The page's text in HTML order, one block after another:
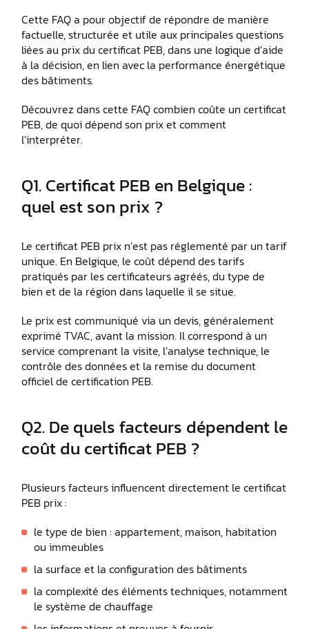
Cette FAQ a pour objectif de répondre de manière
factuelle, structurée et utile aux principales questions
liées au prix du certificat PEB, dans une logique d’aide
à la décision, en lien avec la performance énergétique
des bâtiments.
Découvrez dans cette FAQ combien coûte un certificat
PEB, de quoi dépend son prix et comment
l’interpréter.
Q1. Certificat PEB en Belgique :
quel est son prix ?
Le certificat PEB prix n’est pas réglementé par un tarif
unique. En Belgique, le coût dépend des tarifs
pratiqués par les certificateurs agréés, du type de
bien et de la région dans laquelle il se situe.
Le prix est communiqué via un devis, généralement
exprimé TVAC, avant la mission. Il correspond à un
service comprenant la visite, l’analyse technique, le
contrôle des données et la remise du document
officiel de certification PEB.
Q2. De quels facteurs dépendent le
coût du certificat PEB ?
Plusieurs facteurs influencent directement le certificat
PEB prix :
le type de bien : appartement, maison, habitation
ou immeubles
la surface et la configuration des bâtiments
la complexité des éléments techniques, notamment
le système de chauffage